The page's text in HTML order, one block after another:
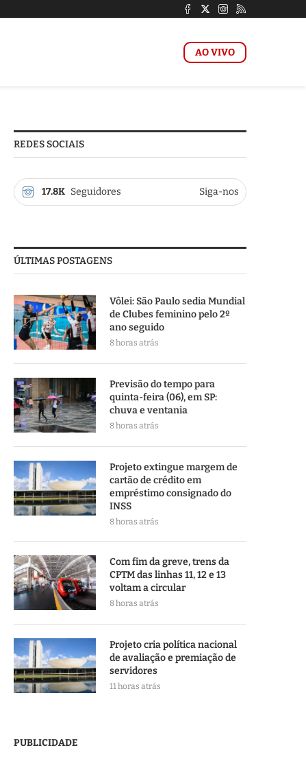
AO VIVO
REDES SOCIAIS
17.8K Seguidores Siga-nos
ÚLTIMAS POSTAGENS
Vôlei: São Paulo sedia Mundial
de Clubes feminino pelo 2º
ano seguido
8 horas atrás
Previsão do tempo para
quinta-feira (06), em SP:
chuva e ventania
8 horas atrás
Projeto extingue margem de
cartão de crédito em
empréstimo consignado do
INSS
8 horas atrás
Com fim da greve, trens da
CPTM das linhas 11, 12 e 13
voltam a circular
8 horas atrás
Projeto cria política nacional
de avaliação e premiação de
servidores
11 horas atrás
PUBLICIDADE